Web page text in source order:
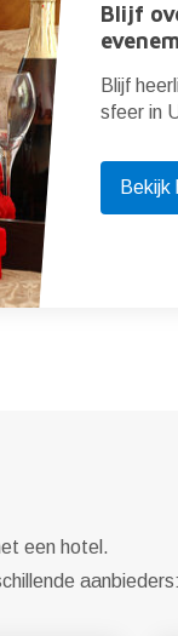
Blijf
Blijf
sfeer in
Bekijk
een hotel.
aanbieders: